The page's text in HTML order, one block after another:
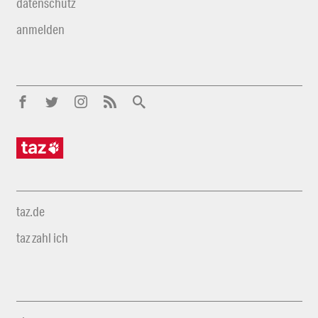
anmelden
taz.de
taz zahl ich